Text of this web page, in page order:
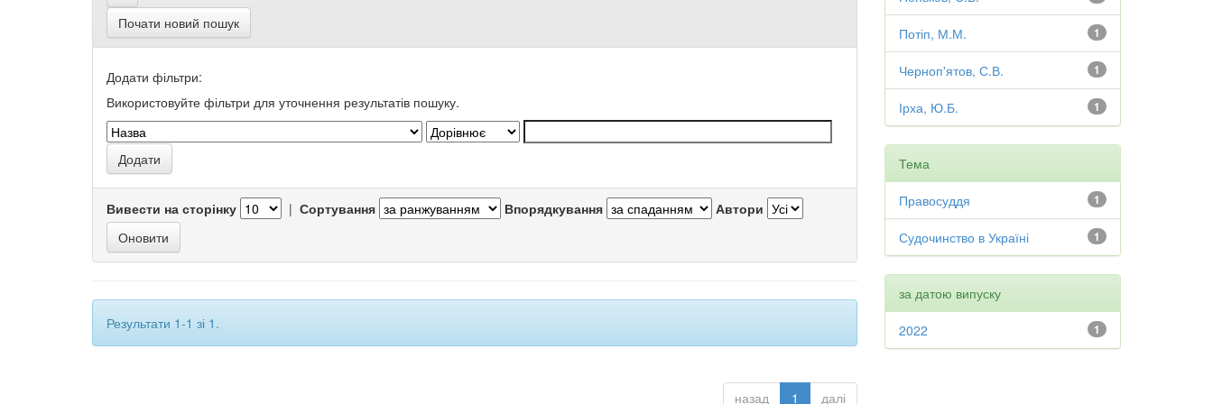
Почати новий пошук
Додати фільтри:
Використовуйте фільтри для уточнення результатів пошуку.
Вивести на сторінку | Сортування Впорядкування Автори
Результати 1-1 зі 1.
назад 1 далі
1
Потіп, М.М.
1
Черноп'ятов, С.В.
1
Ірха, Ю.Б.
Тема
1
Правосуддя
1
Судочинство в Україні
за датою випуску
1
2022